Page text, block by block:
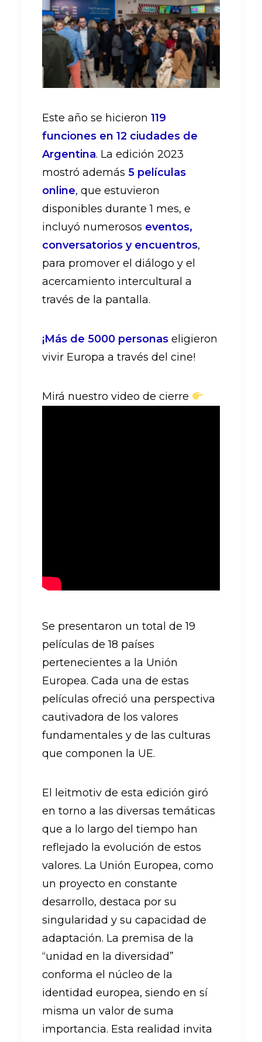
Este año se hicieron 119
funciones en 12 ciudades de
Argentina. La edición 2023
mostró además 5 películas
online, que estuvieron
disponibles durante 1 mes, e
incluyó numerosos eventos,
conversatorios y encuentros,
para promover el diálogo y el
acercamiento intercultural a
través de la pantalla.
¡Más de 5000 personas eligieron
vivir Europa a través del cine!
Mirá nuestro video de cierre
Se presentaron un total de 19
películas de 18 países
pertenecientes a la Unión
Europea. Cada una de estas
películas ofreció una perspectiva
cautivadora de los valores
fundamentales y de las culturas
que componen la UE.
El leitmotiv de esta edición giró
en torno a las diversas temáticas
que a lo largo del tiempo han
reflejado la evolución de estos
valores. La Unión Europea, como
un proyecto en constante
desarrollo, destaca por su
singularidad y su capacidad de
adaptación. La premisa de la
“unidad en la diversidad”
conforma el núcleo de la
identidad europea, siendo en sí
misma un valor de suma
importancia. Esta realidad invita